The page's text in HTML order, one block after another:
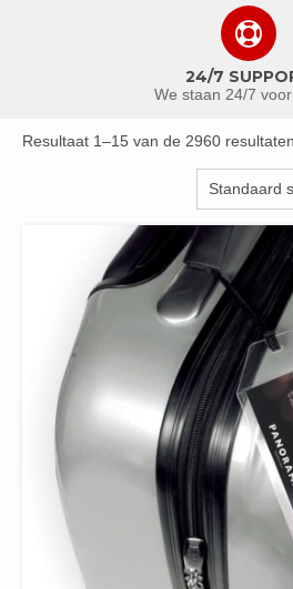
24/7
We staan 24/7
Resultaat 1–15 van de 2960